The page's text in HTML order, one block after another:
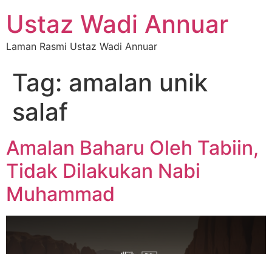
Ustaz Wadi Annuar
Laman Rasmi Ustaz Wadi Annuar
Tag: amalan unik
salaf
Amalan Baharu Oleh Tabiin,
Tidak Dilakukan Nabi
Muhammad